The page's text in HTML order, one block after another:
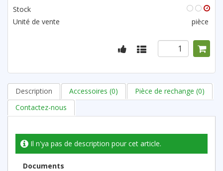
Stock
Unité de vente
pièce
Description Accessoires (0)
Pièce de rechange (0)
Contactez-nous
Il n'ya pas de description pour cet article.
Documents